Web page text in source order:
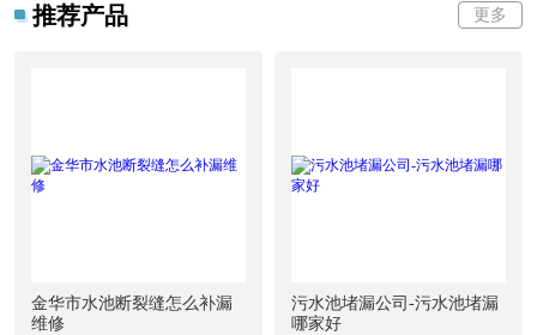
推荐产品 更多
金华市水池断裂缝怎么补漏
维修
污水池堵漏公司-污水池堵漏
哪家好